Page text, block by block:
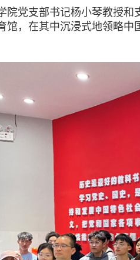
党支部书记杨小琴教授和
馆，在其中沉浸式地领略